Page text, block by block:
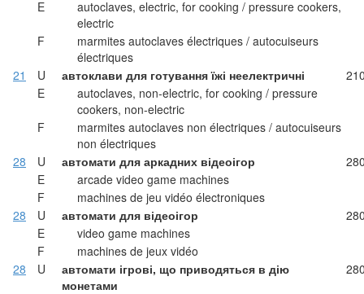
E
autoclaves, electric, for cooking / pressure cookers,
electric
F
marmites autoclaves électriques / autocuiseurs
électriques
21
U автоклави для готування їжі неелектричні
E
autoclaves, non-electric, for cooking / pressure
cookers, non-electric
F
marmites autoclaves non électriques / autocuiseurs
non électriques
28
U автомати для аркадних відеоігор
E
arcade video game machines
F
machines de jeu vidéo électroniques
28
U автомати для відеоігор
E
video game machines
F
machines de jeux vidéo
28
U
автомати ігрові, що приводяться в дію
монетами